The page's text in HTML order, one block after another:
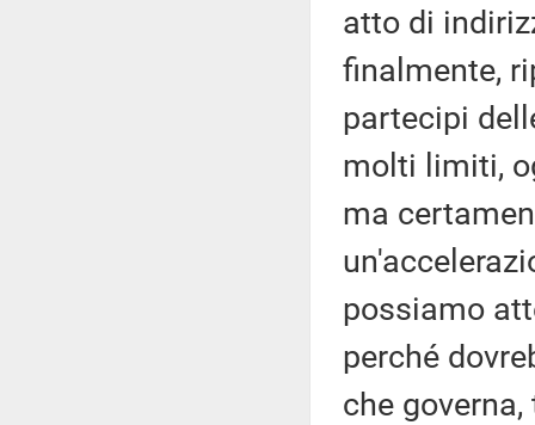
atto di
finalmente,
partecipi
molti limiti,
ma
possiamo
perché
che